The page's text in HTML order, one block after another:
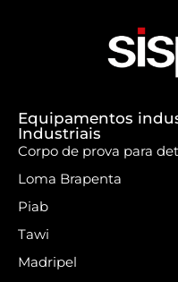
Equipamentos
Industriais
Corpo de prova para
Loma Brapenta
Piab
Tawi
Madripel